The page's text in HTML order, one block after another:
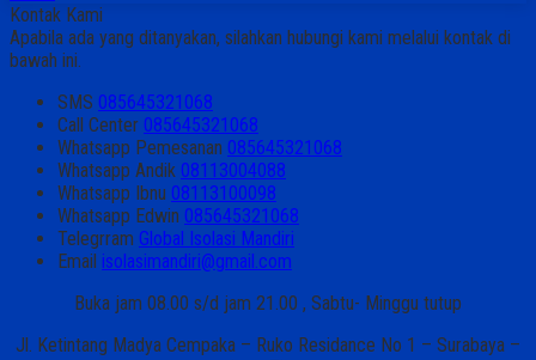
Kontak Kami
Apabila ada yang ditanyakan, silahkan hubungi kami melalui kontak di
bawah ini.
SMS 085645321068
Call Center 085645321068
Whatsapp Pemesanan 085645321068
Whatsapp Andik 08113004088
Whatsapp Ibnu 08113100098
Whatsapp Edwin 085645321068
Telegrram Global Isolasi Mandiri
Email isolasimandiri@gmail.com
Buka jam 08.00 s/d jam 21.00 , Sabtu- Minggu tutup
Jl. Ketintang Madya Cempaka – Ruko Residance No 1 – Surabaya –